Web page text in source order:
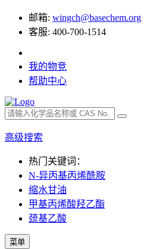
邮箱: wingch@basechem.org
客服: 400-700-1514
我的物竞
帮助中心
高级搜索
热门关键词：
N-异丙基丙烯酰胺
缩水甘油
甲基丙烯酸羟乙酯
巯基乙酸
菜单